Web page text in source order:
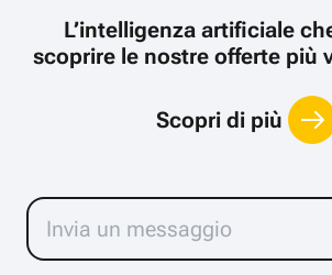
L’intelligenza artificiale
scoprire le nostre offerte più
Scopri di più